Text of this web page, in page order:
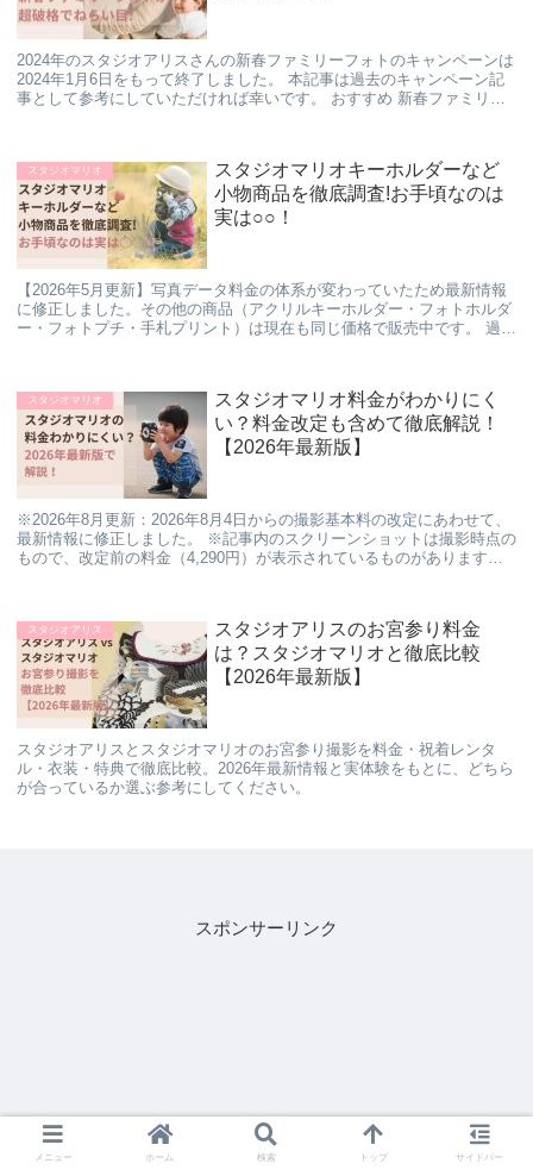
2024年のスタジオアリスさんの新春ファミリーフォトのキャンペーンは
2024年1月6日をもって終了しました。 本記事は過去のキャンペーン記
事として参考にしていただければ幸いです。 おすすめ 新春ファミリー
スタジオマリオ
スタジオマリオキーホルダーなど
小物商品を徹底調査!お手頃なのは
実は○○！
【2026年5月更新】写真データ料金の体系が変わっていたため最新情報
に修正しました。その他の商品（アクリルキーホルダー・フォトホルダ
ー・フォトプチ・手札プリント）は現在も同じ価格で販売中です。 過去
スタジオマリオ
スタジオマリオ料金がわかりにく
い？料金改定も含めて徹底解説！
【2026年最新版】
※2026年8月更新：2026年8月4日からの撮影基本料の改定にあわせて、
最新情報に修正しました。 ※記事内のスクリーンショットは撮影時点の
もので、改定前の料金（4,290円）が表示されているものがあります。
スタジオアリス
スタジオアリスのお宮参り料金
は？スタジオマリオと徹底比較
【2026年最新版】
スタジオアリスとスタジオマリオのお宮参り撮影を料金・祝着レンタ
ル・衣装・特典で徹底比較。2026年最新情報と実体験をもとに、どちら
が合っているか選ぶ参考にしてください。
スポンサーリンク
メニュー ホーム 検索 トップ サイドバー